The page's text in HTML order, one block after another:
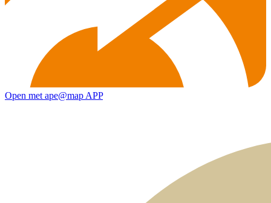
Open met ape@map APP